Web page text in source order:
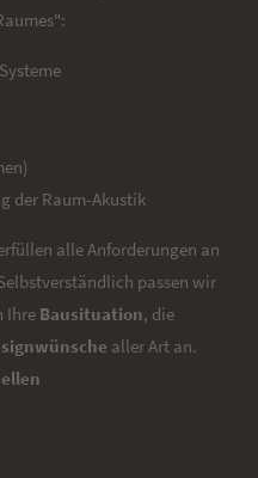
der Raum-Akustik
alle Anforderungen an
passen wir
Ihre Bausituation, die
aller Art an.